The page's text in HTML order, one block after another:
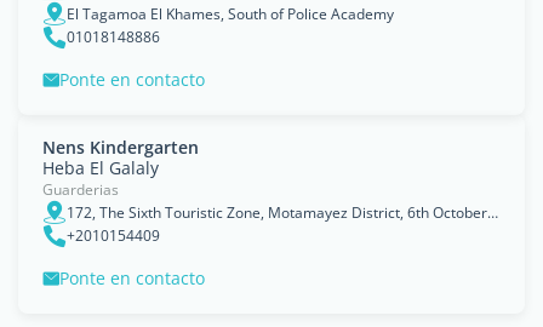
El Tagamoa El Khames, South of Police Academy
01018148886
Ponte en contacto
Nens Kindergarten
Heba El Galaly
Guarderias
172, The Sixth Touristic Zone, Motamayez District, 6th October City
+2010154409
Ponte en contacto